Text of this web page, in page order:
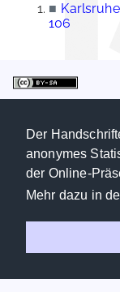
Der
anonymes
der Online-
Mehr dazu in
■
106